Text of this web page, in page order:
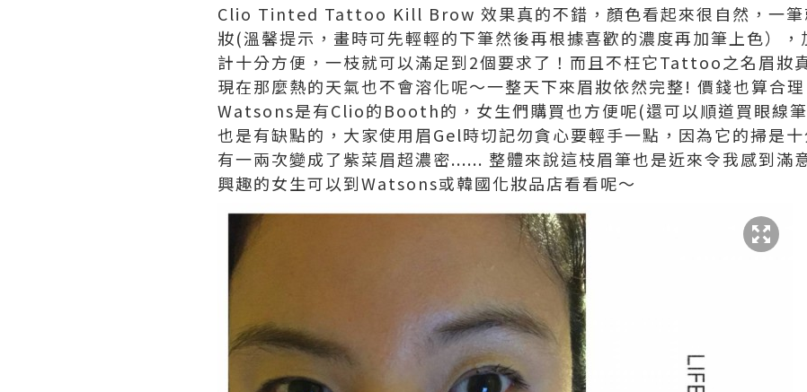
Clio Tinted Tattoo Kill Brow 效果真的不錯，顏色看起來很自然，一筆
妝(溫馨提示，畫時可先輕輕的下筆然後再根據喜歡的濃度再加筆上色）
計十分方便，一枝就可以滿足到2個要求了！而且不枉它Tattoo之名眉妝
現在那麼熱的天氣也不會溶化呢～一整天下來眉妝依然完整! 價錢也算合
Watsons是有Clio的Booth的，女生們購買也方便呢(還可以順道買眼線
也是有缺點的，大家使用眉Gel時切記勿貪心要輕手一點，因為它的掃是
有一兩次變成了紫菜眉超濃密...... 整體來說這枝眉筆也是近來令我感到滿
興趣的女生可以到Watsons或韓國化妝品店看看呢～